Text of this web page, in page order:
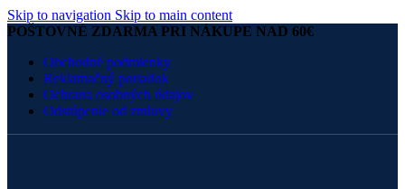
Skip to navigation Skip to main content
POŠTOVNÉ ZDARMA PRI NÁKUPE NAD 60€
Obchodné podmienky
Reklamačný poriadok
Ochrana osobných údajov
Odstúpenie od zmluvy